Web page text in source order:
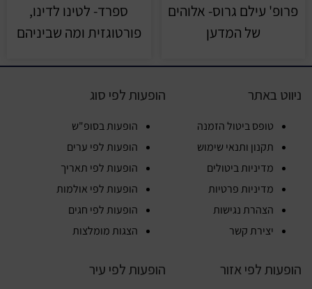
פרופ' עילם גרוס- אלוהים
של המדען
ספרד- לטינו לדינו,
פורטוגזית ומה שביניהם
ניווט באתר
טופס ביטול הזמנה
תקנון ותנאי שימוש
מדיניות ביטולים
מדיניות פרטיות
הצהרת נגישות
יצירת קשר
הופעות לפי סוג
הופעות בסופ"ש
הופעות לפי ערים
הופעות לפי תאריך
הופעות לפי אולמות
הופעות לפי חגים
הצגות מומלצות
הופעות לפי אזור הופעות לפי עיר